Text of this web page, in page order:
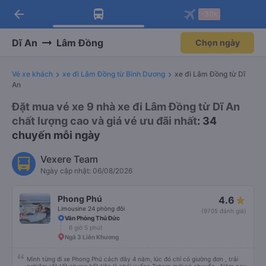
Tải app Vexere ngay!
Nhận ưu đãi thành viên độc
Mở app
Tải app Vexere
-30k/ghế khi đặt vé máy bay qua
Mở app
arrow_back
Dĩ An Lâm Đồng Chọn ngày
Vé xe khách xe đi Lâm Đồng từ Bình Dương
xe đi Lâm Đồng từ Dĩ
An
Đặt mua vé xe 9 nhà xe đi Lâm Đồng từ Dĩ An
chất lượng cao và giá vé ưu đãi nhất: 34
chuyến mỗi ngày
Vexere Team
Ngày cập nhật: 06/08/2026
Phong Phú
Limousine 24 phòng đôi
4.6
(9705 đánh giá)
Văn Phòng Thủ Đức
6 giờ 5 phút
Ngã 3 Liên Khương
Mình từng đi xe Phong Phú cách đây 4 năm, lúc đó chỉ có giường đơn , trải